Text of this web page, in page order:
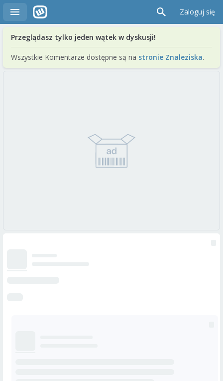
Zaloguj się
Przeglądasz tylko jeden wątek w dyskusji!
Wszystkie Komentarze dostępne są na stronie Znaleziska.